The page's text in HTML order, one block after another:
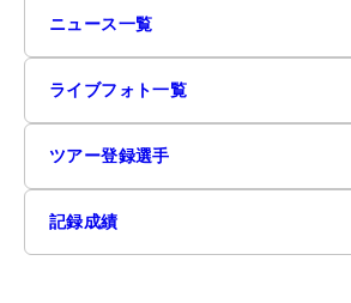
ニュース一覧
ライブフォト一覧
ツアー登録選手
記録成績